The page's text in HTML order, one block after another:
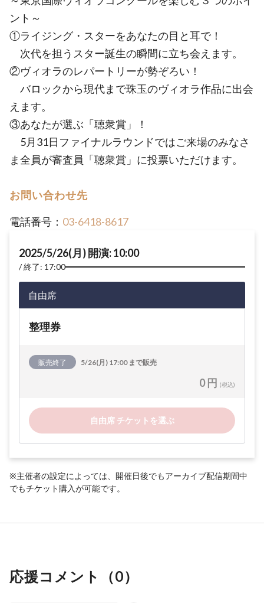
ント～
①ライジング・スターをあなたの目と耳で！
次代を担うスター誕生の瞬間に立ち会えます。
②ヴィオラのレパートリーが勢ぞろい！
バロックから現代まで珠玉のヴィオラ作品に出会
えます。
③あなたが選ぶ「聴衆賞」！
5月31日ファイナルラウンドではご来場のみなさ
ま全員が審査員「聴衆賞」に投票いただけます。
お問い合わせ先
電話番号： 03-6418-8617
2025/5/26(月) 開演: 10:00
終了: 17:00
自由席
整理券
販売終了 5/26(月) 17:00 まで販売
0 円 (税込)
自由席 チケットを選ぶ
※主催者の設定によっては、開催日後でもアーカイブ配信期間中
でもチケット購入が可能です。
応援コメント（0）